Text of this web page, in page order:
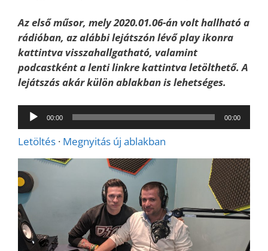
Az első műsor, mely 2020.01.06-án volt hallható a
rádióban, az alábbi lejátszón lévő play ikonra
kattintva visszahallgatható, valamint
podcastként a lenti linkre kattintva letölthető. A
lejátszás akár külön ablakban is lehetséges.
Audió
lejátszó
00:00 00:00
Letöltés · Megnyitás új ablakban